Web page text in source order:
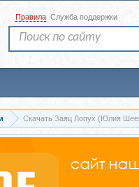
Правила Служба поддержки
Скачать Заяц Лопух (Юлия